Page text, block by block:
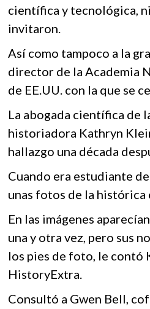
científica y tecnológica,
invitaron.
Así como tampoco a la
director de la Academia
de EE.UU. con la que se
La abogada científica de
historiadora Kathryn
hallazgo una década
Cuando era estudiante
unas fotos de la histórica
En las imágenes
una y otra vez, pero sus
los pies de foto, le contó
HistoryExtra.
Consultó a Gwen Bell,